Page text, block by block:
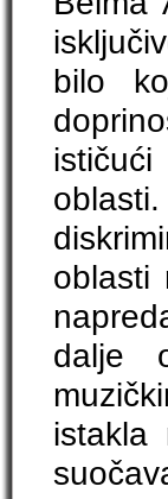
bilo
oblasti
dalje
istakla